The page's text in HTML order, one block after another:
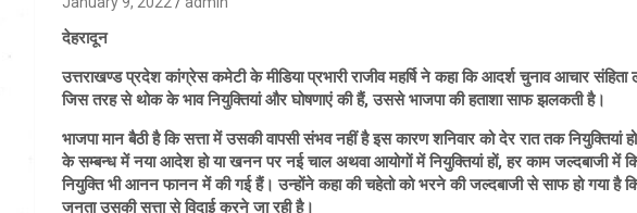
देहरादून
उत्तराखण्ड प्रदेश कांग्रेस कमेटी के मीडिया प्रभारी राजीव महर्षि ने कहा कि आदर्श चुनाव आचार
जिस तरह से थोक के भाव नियुक्तियां और घोषणाएं की हैं, उससे भाजपा की हताशा साफ झलकती है।
भाजपा मान बैठी है कि सत्ता में उसकी वापसी संभव नहीं है इस कारण शनिवार को देर रात तक नियुक्तियां
के सम्बन्ध में नया आदेश हो या खनन पर नई चाल अथवा आयोगों में नियुक्तियां हों, हर काम जल्दबाजी में
नियुक्ति भी आनन फानन में की गई हैं। उन्होंने कहा की चहेतो को भरने की जल्दबाजी से साफ हो गया है
जनता उसकी सत्ता से विदाई करने जा रही है।